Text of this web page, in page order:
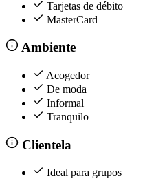
Tarjetas de débito
MasterCard
Ambiente
Acogedor
De moda
Informal
Tranquilo
Clientela
Ideal para grupos